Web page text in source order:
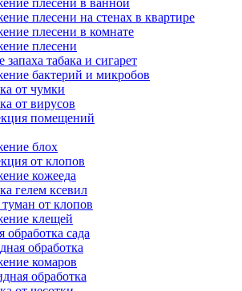
плесени в ванной
плесени на стенах в квартире
плесени в комнате
плесени
запаха табака и сигарет
бактерий и микробов
от чумки
от вирусов
помещений
блох
от клопов
кожееда
гелем ксевил
от клопов
клещей
обработка сада
обработка
комаров
обработка